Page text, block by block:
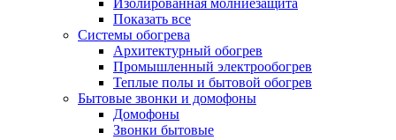
Изолированная молниезащита
Показать все
Системы обогрева
Архитектурный обогрев
Промышленный электрообогрев
Теплые полы и бытовой обогрев
Бытовые звонки и домофоны
Домофоны
Звонки бытовые